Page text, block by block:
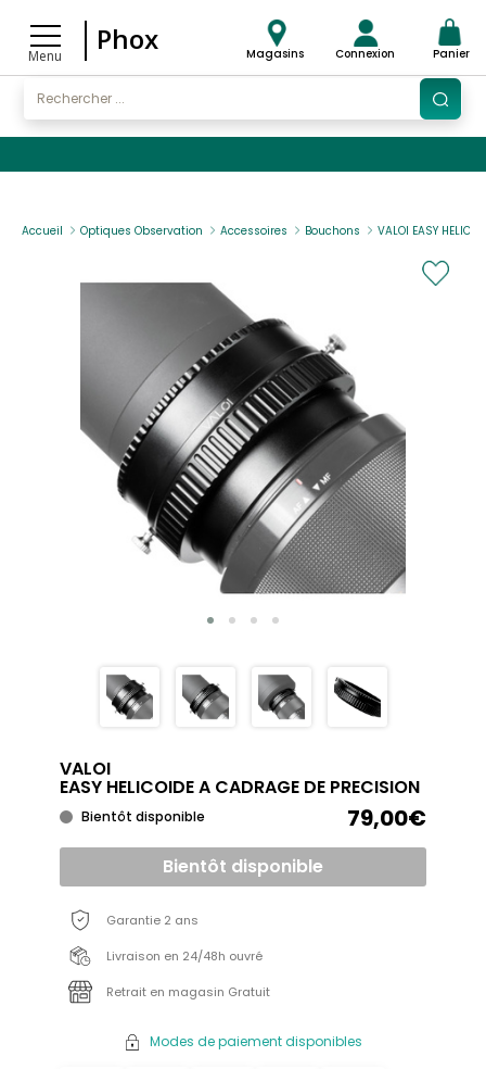
Menu
Phox Magasins Connexion Panier
Accueil Optiques Observation Accessoires Bouchons VALOI EASY
VALOI
EASY HELICOIDE A CADRAGE DE PRECISION
Bientôt disponible 79,00€
Bientôt disponible
Garantie 2 ans
Livraison en 24/48h ouvré
Retrait en magasin Gratuit
Modes de paiement disponibles